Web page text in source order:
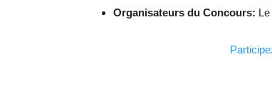
Organisateurs du Concours: